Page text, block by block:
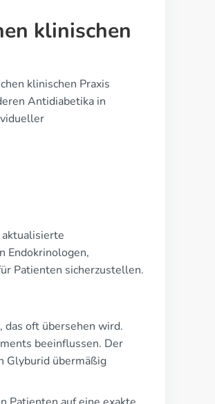
klinischen
klinischen Praxis
Antidiabetika in
aktualisierte
Endokrinologen,
Patienten sicherzustellen.
das oft übersehen wird.
beeinflussen. Der
Glyburid übermäßig